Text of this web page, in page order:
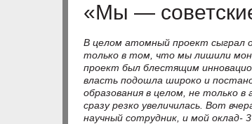
«Мы —
В целом атомный проект сыграл
только в том, что мы лишили
проект был блестящим
власть подошла широко и
образования в целом, не только
сразу резко увеличилась. Вот
научный сотрудник, и мой оклад-